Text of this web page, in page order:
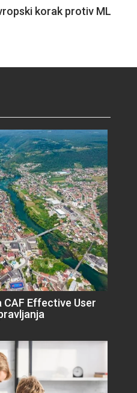
korak protiv ML
CAF Effective User